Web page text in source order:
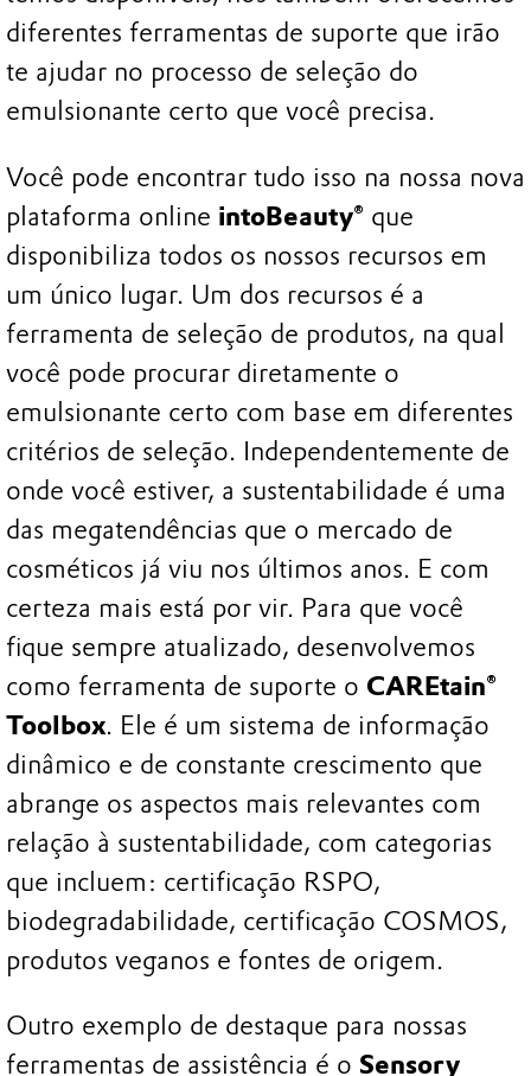
diferentes ferramentas de suporte que irão
te ajudar no processo de seleção do
emulsionante certo que você precisa.
Você pode encontrar tudo isso na nossa nova
plataforma online intoBeauty® que
disponibiliza todos os nossos recursos em
um único lugar. Um dos recursos é a
ferramenta de seleção de produtos, na qual
você pode procurar diretamente o
emulsionante certo com base em diferentes
critérios de seleção. Independentemente de
onde você estiver, a sustentabilidade é uma
das megatendências que o mercado de
cosméticos já viu nos últimos anos. E com
certeza mais está por vir. Para que você
fique sempre atualizado, desenvolvemos
como ferramenta de suporte o CAREtain®
Toolbox. Ele é um sistema de informação
dinâmico e de constante crescimento que
abrange os aspectos mais relevantes com
relação à sustentabilidade, com categorias
que incluem: certificação RSPO,
biodegradabilidade, certificação COSMOS,
produtos veganos e fontes de origem.
Outro exemplo de destaque para nossas
ferramentas de assistência é o Sensory